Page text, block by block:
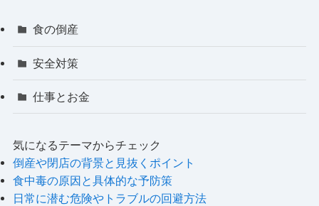
食の倒産
安全対策
仕事とお金
気になるテーマからチェック
倒産や閉店の背景と見抜くポイント
食中毒の原因と具体的な予防策
日常に潜む危険やトラブルの回避方法